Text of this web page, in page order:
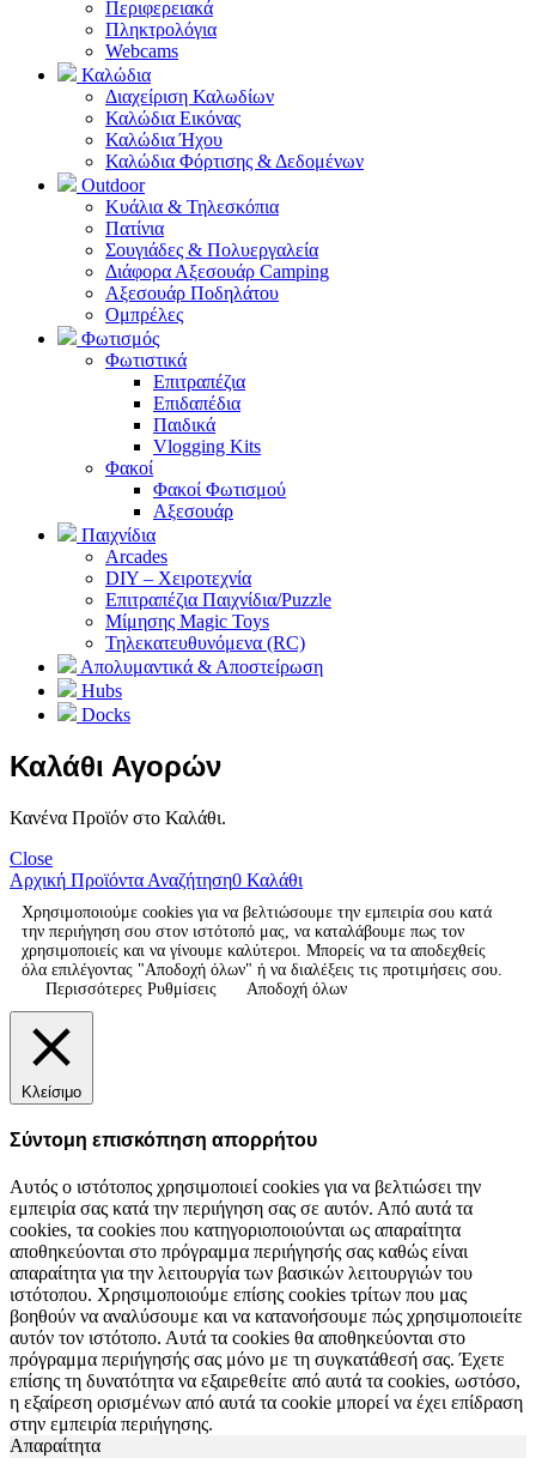
Περιφερειακά
Πληκτρολόγια
Webcams
Καλώδια
Διαχείριση Καλωδίων
Καλώδια Εικόνας
Καλώδια Ήχου
Καλώδια Φόρτισης & Δεδομένων
Outdoor
Κυάλια & Τηλεσκόπια
Πατίνια
Σουγιάδες & Πολυεργαλεία
Διάφορα Αξεσουάρ Camping
Αξεσουάρ Ποδηλάτου
Ομπρέλες
Φωτισμός
Φωτιστικά
Επιτραπέζια
Επιδαπέδια
Παιδικά
Vlogging Kits
Φακοί
Φακοί Φωτισμού
Αξεσουάρ
Παιχνίδια
Arcades
DIY – Χειροτεχνία
Επιτραπέζια Παιχνίδια/Puzzle
Μίμησης Magic Toys
Τηλεκατευθυνόμενα (RC)
Απολυμαντικά & Αποστείρωση
Hubs
Docks
Καλάθι Αγορών
Κανένα Προϊόν στο Καλάθι.
Close
Αρχική Προϊόντα Αναζήτηση0 Καλάθι
Χρησιμοποιούμε cookies για να βελτιώσουμε την εμπειρία σου κατά
την περιήγηση σου στον ιστότοπό μας, να καταλάβουμε πως τον
χρησιμοποιείς και να γίνουμε καλύτεροι. Μπορείς να τα αποδεχθείς
όλα επιλέγοντας "Αποδοχή όλων" ή να διαλέξεις τις προτιμήσεις σου.
Περισσότερες Ρυθμίσεις
Αποδοχή όλων
Κλείσιμο
Σύντομη επισκόπηση απορρήτου
Αυτός ο ιστότοπος χρησιμοποιεί cookies για να βελτιώσει την
εμπειρία σας κατά την περιήγηση σας σε αυτόν. Από αυτά τα
cookies, τα cookies που κατηγοριοποιούνται ως απαραίτητα
αποθηκεύονται στο πρόγραμμα περιήγησής σας καθώς είναι
απαραίτητα για την λειτουργία των βασικών λειτουργιών του
ιστότοπου. Χρησιμοποιούμε επίσης cookies τρίτων που μας
βοηθούν να αναλύσουμε και να κατανοήσουμε πώς χρησιμοποιείτε
αυτόν τον ιστότοπο. Αυτά τα cookies θα αποθηκεύονται στο
πρόγραμμα περιήγησής σας μόνο με τη συγκατάθεσή σας. Έχετε
επίσης τη δυνατότητα να εξαιρεθείτε από αυτά τα cookies, ωστόσο,
η εξαίρεση ορισμένων από αυτά τα cookie μπορεί να έχει επίδραση
στην εμπειρία περιήγησης.
Απαραίτητα